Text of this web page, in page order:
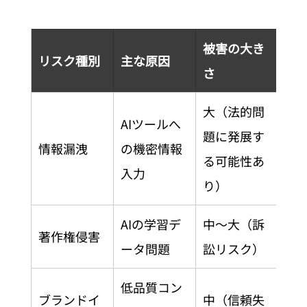
リスク種別 主な原因
被害の大き
さ
情報漏洩
AIツールへ
の機密情報
入力
大（法的問
題に発展す
る可能性あ
り）
著作権侵害
AIの学習デ
ータ問題
中〜大（訴
訟リスク）
ブランドイ
低品質コン
中（信頼失